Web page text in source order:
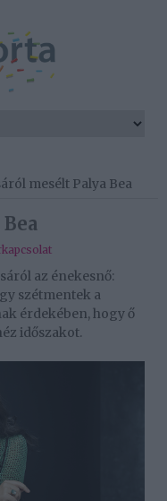
mesélt Palya Bea
az énekesnő:
szétmentek a
érdekében, hogy ő
időszakot.